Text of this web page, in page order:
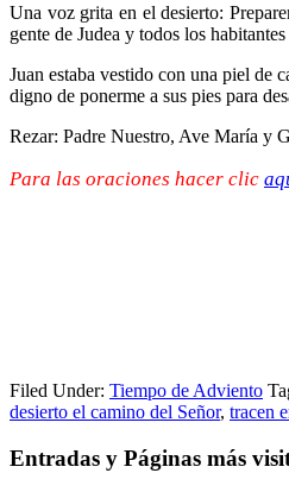
Una voz grita en el desierto:
gente de Judea y todos los
Juan estaba vestido con una piel de
digno de ponerme a sus pies para
Rezar: Padre Nuestro, Ave María y
Para las oraciones hacer clic
Filed Under: Tiempo de Adviento
desierto el camino del Señor, tracen
Entradas y Páginas más